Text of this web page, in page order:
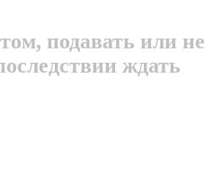
подавать или не
ждать